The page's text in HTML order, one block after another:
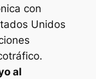
con
Unidos
al